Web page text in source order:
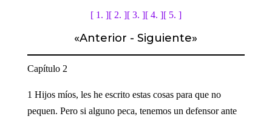
[ 1. ][ 2. ][ 3. ][ 4. ][ 5. ]
«Anterior -Siguiente»
Capítulo 2
1 Hijos míos, les he escrito estas cosas para que no
pequen. Pero si alguno peca, tenemos un defensor ante